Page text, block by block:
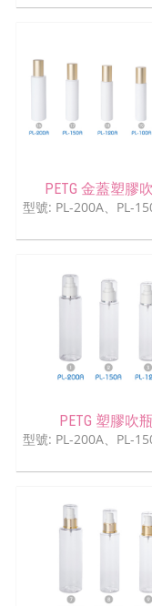
PETG 金蓋塑膠
PETG 塑膠吹